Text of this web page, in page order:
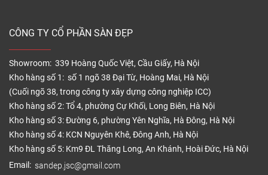
Có nên mua sàn nhựa giá rẻ không?
Quý khách hoàn toàn có thể lựa chọn tấm lát sàn
nhựa tốt giá rẻ cho gia đình mình. Các sản phẩm
giá rẻ tại Sàn Đẹp luôn là hàng mới còn nguyên hộp,
tem mác đầy đủ, nguồn gốc xuất xứ rõ ràng. Cam
kết chất lượng sản phẩm.
Khách hàng mua sàn nhựa giá rẻ có nhiều
không?
Nhu cầu mua sàn nhựa giá rẻ tại Sàn Đẹp rất nhiều.
CÔNG TY CỔ PHẦN SÀN ĐẸP
Showroom: 339 Hoàng Quốc Việt, Cầu Giấy, Hà Nội
Kho hàng số 1: số 1 ngõ 38 Đại Từ, Hoàng Mai, Hà Nội
(Cuối ngõ 38, trong công ty xây dựng công nghiệp ICC)
Kho hàng số 2: Tổ 4, phường Cự Khối, Long Biên, Hà Nội
Kho hàng số 3: Đường 6, phường Yên Nghĩa, Hà Đông, Hà Nội
Kho hàng số 4: KCN Nguyên Khê, Đông Anh, Hà Nội
Kho hàng số 5: Km9 ĐL Thăng Long, An Khánh, Hoài Đức, Hà Nội
Email: sandep.jsc@gmail.com